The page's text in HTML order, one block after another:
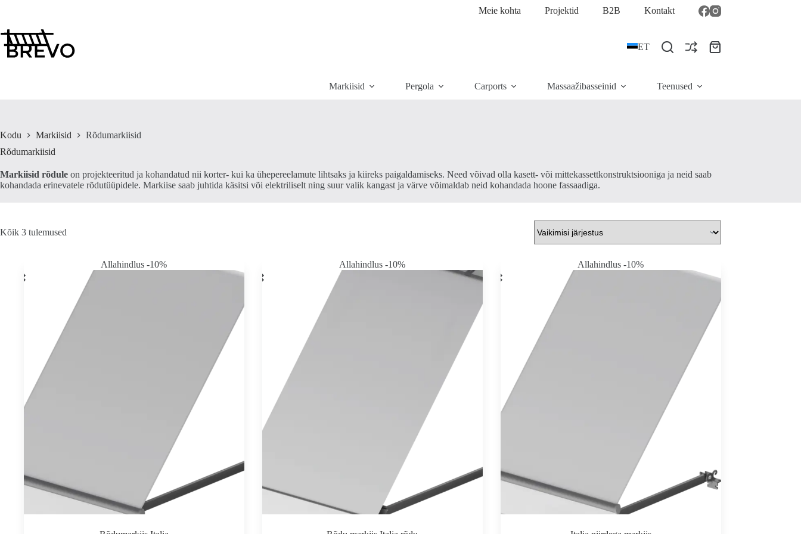
Meie kohta Projektid B2B Kontakt
ET Ostukorv
Markiisid Pergola Carports Massaažibasseinid Teenused
Kodu Markiisid
Rõdumarkiisid
Rõdumarkiisid
Markiisid rõdule on projekteeritud ja kohandatud nii korter- kui ka ühepereelamute lihtsaks ja kiireks paigaldamiseks. Need võivad olla kasett- või mittekassettkonstruktsiooniga ja neid saab
kohandada erinevatele rõdutüüpidele. Markiise saab juhtida käsitsi või elektriliselt ning suur valik kangast ja värve võimaldab neid kohandada hoone fassaadiga.
Kõik 3 tulemused
Allahindlus -10% Allahindlus -10% Allahindlus -10%